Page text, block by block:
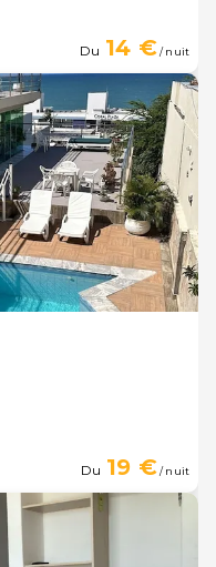
Du 14 €/ nuit
Du 19 €/ nuit